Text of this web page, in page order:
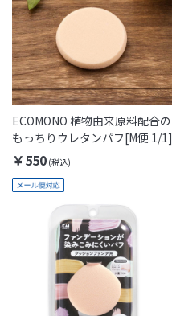
ECOMONO 植物由来原料配合の
もっちりウレタンパフ[M便 1/1]
￥550